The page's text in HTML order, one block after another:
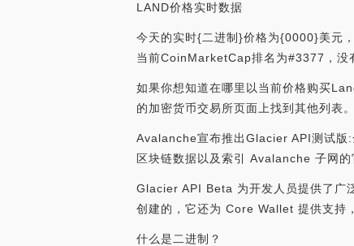
LAND价格实时数据
今天的实时{二进制}价格为{0000}美元
当前CoinMarketCap排名为#3377，没
如果你想知道在哪里以当前价格购买
的加密货币交易所页面上找到其他列表。
Avalanche宣布推出Glacier API测试
区块链数据以及索引 Avalanche 子网的
Glacier API Beta 为开发人员提供了广
创建的，它还为 Core Wallet 提供支
什么是二进制？